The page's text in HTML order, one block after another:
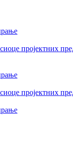
пројектних
пројектних